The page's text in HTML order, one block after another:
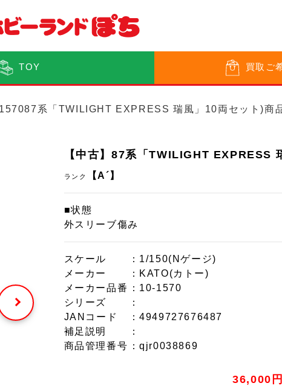
TOY 買取 ご
系「TWILIGHT EXPRESS 瑞風」10両セット)商
【中古】87系「TWILIGHT EXPRESS
ランク 【A´】
■状態
外スリーブ傷み
スケール
：1/150(Nゲージ)
メーカー
：KATO(カトー)
メーカー品番
：10-1570
シリーズ
：
JANコード
：4949727676487
補足説明
：
商品管理番号 ：qjr0038869
36,000